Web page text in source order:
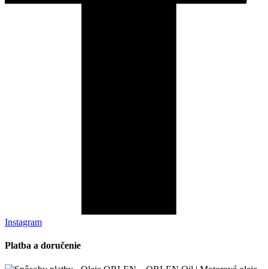
Instagram
Platba a doručenie